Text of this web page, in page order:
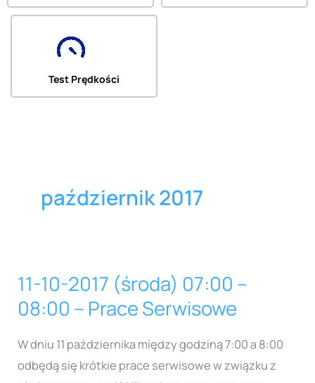
Test Prędkości
październik 2017
11-10-2017 (środa) 07:00 –
08:00 – Prace Serwisowe
W dniu 11 października między godziną 7:00 a 8:00
odbędą się krótkie prace serwisowe w związku z
11-
10-
(środa)
07:00